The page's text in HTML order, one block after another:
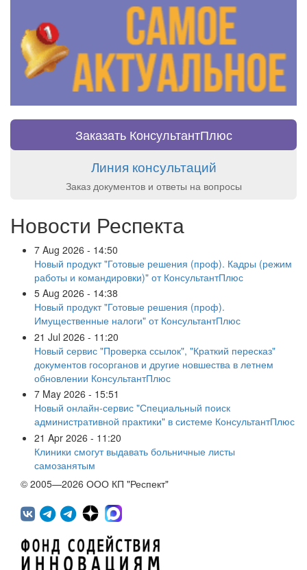
Заказать КонсультантПлюс
Линия консультаций
Заказ документов и ответы на вопросы
Новости Респекта
7 Aug 2026 - 14:50
Новый продукт "Готовые решения (проф). Кадры (режим
работы и командировки)" от КонсультантПлюс
5 Aug 2026 - 14:38
Новый продукт "Готовые решения (проф).
Имущественные налоги" от КонсультантПлюс
21 Jul 2026 - 11:20
Новый сервис "Проверка ссылок", "Краткий пересказ"
документов госорганов и другие новшества в летнем
обновлении КонсультантПлюс
7 May 2026 - 15:51
Новый онлайн-сервис "Специальный поиск
административной практики" в системе КонсультантПлюс
21 Apr 2026 - 11:20
Клиники смогут выдавать больничные листы
самозанятым
© 2005—2026 ООО КП "Респект"